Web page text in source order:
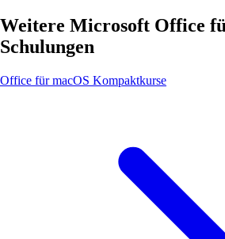
Weitere Microsoft Office
Schulungen
Office für macOS Kompaktkurse